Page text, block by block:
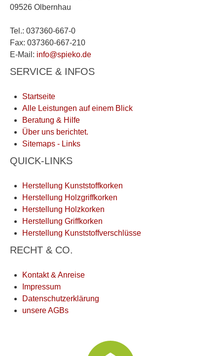
09526 Olbernhau
Tel.: 037360-667-0
Fax: 037360-667-210
E-Mail: info@spieko.de
SERVICE & INFOS
Startseite
Alle Leistungen auf einem Blick
Beratung & Hilfe
Über uns berichtet.
Sitemaps - Links
QUICK-LINKS
Herstellung Kunststoffkorken
Herstellung Holzgriffkorken
Herstellung Holzkorken
Herstellung Griffkorken
Herstellung Kunststoffverschlüsse
RECHT & CO.
Kontakt & Anreise
Impressum
Datenschutzerklärung
unsere AGBs